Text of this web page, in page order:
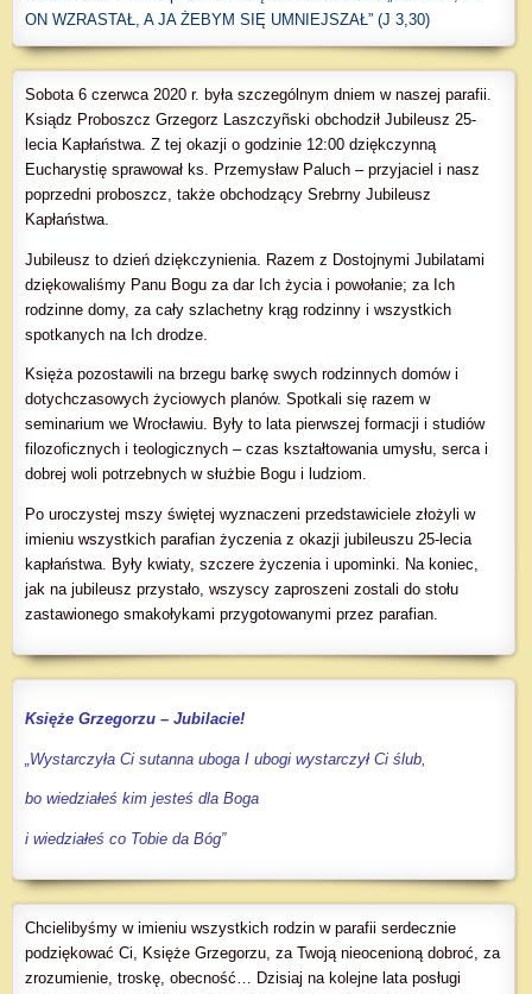
ON WZRASTAŁ, A JA ŻEBYM SIĘ UMNIEJSZAŁ” (J 3,30)
Sobota 6 czerwca 2020 r. była szczególnym dniem w naszej parafii.
Ksiądz Proboszcz Grzegorz Laszczyñski obchodził Jubileusz 25-
lecia Kapłaństwa. Z tej okazji o godzinie 12:00 dziękczynną
Eucharystię sprawował ks. Przemysław Paluch – przyjaciel i nasz
poprzedni proboszcz, także obchodzący Srebrny Jubileusz
Kapłaństwa.
Jubileusz to dzień dziękczynienia. Razem z Dostojnymi Jubilatami
dziękowaliśmy Panu Bogu za dar Ich życia i powołanie; za Ich
rodzinne domy, za cały szlachetny krąg rodzinny i wszystkich
spotkanych na Ich drodze.
Księża pozostawili na brzegu barkę swych rodzinnych domów i
dotychczasowych życiowych planów. Spotkali się razem w
seminarium we Wrocławiu. Były to lata pierwszej formacji i studiów
filozoficznych i teologicznych – czas kształtowania umysłu, serca i
dobrej woli potrzebnych w służbie Bogu i ludziom.
Po uroczystej mszy świętej wyznaczeni przedstawiciele złożyli w
imieniu wszystkich parafian życzenia z okazji jubileuszu 25-lecia
kapłaństwa. Były kwiaty, szczere życzenia i upominki. Na koniec,
jak na jubileusz przystało, wszyscy zaproszeni zostali do stołu
zastawionego smakołykami przygotowanymi przez parafian.
Księże Grzegorzu – Jubilacie!
„Wystarczyła Ci sutanna uboga I ubogi wystarczył Ci ślub,
bo wiedziałeś kim jesteś dla Boga
i wiedziałeś co Tobie da Bóg”
Chcielibyśmy w imieniu wszystkich rodzin w parafii serdecznie
podziękować Ci, Księże Grzegorzu, za Twoją nieocenioną dobroć, za
zrozumienie, troskę, obecność… Dzisiaj na kolejne lata posługi